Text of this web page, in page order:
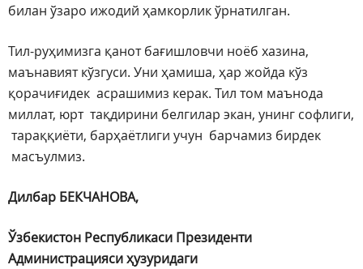
билан ўзаро ижодий ҳамкорлик ўрнатилган.
Тил-руҳимизга қанот бағишловчи ноёб хазина,
маънавият кўзгуси. Уни ҳамиша, ҳар жойда кўз
қорачиғидек асрашимиз керак. Тил том маънода
миллат, юрт тақдирини белгилар экан, унинг софлиги,
тараққиёти, барҳаётлиги учун барчамиз бирдек
масъулмиз.
Дилбар БЕКЧАНОВА,
Ўзбекистон Республикаси Президенти
Администрацияси ҳузуридаги